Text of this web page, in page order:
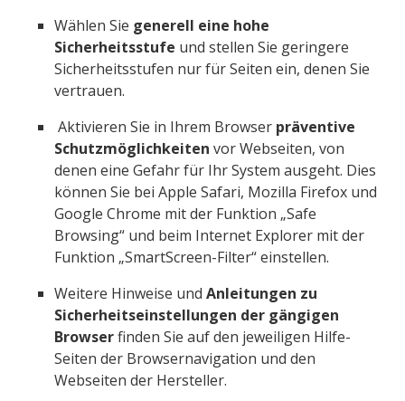
Wählen Sie generell eine hohe
Sicherheitsstufe und stellen Sie geringere
Sicherheitsstufen nur für Seiten ein, denen Sie
vertrauen.
Aktivieren Sie in Ihrem Browser präventive
Schutzmöglichkeiten vor Webseiten, von
denen eine Gefahr für Ihr System ausgeht. Dies
können Sie bei Apple Safari, Mozilla Firefox und
Google Chrome mit der Funktion „Safe
Browsing“ und beim Internet Explorer mit der
Funktion „SmartScreen-Filter“ einstellen.
Weitere Hinweise und Anleitungen zu
Sicherheitseinstellungen der gängigen
Browserfinden Sie auf den jeweiligen Hilfe-
Seiten der Browsernavigation und den
Webseiten der Hersteller.